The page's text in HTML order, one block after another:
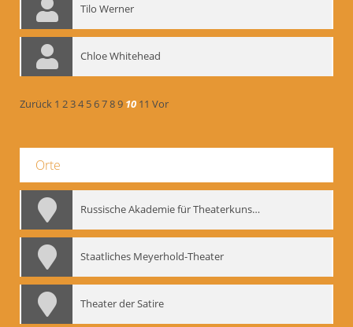
Tilo Werner
Chloe Whitehead
Zurück 1 234 56789 10 11 Vor
Orte
Russische Akademie für Theaterkunst – GITIS
Staatliches Meyerhold-Theater
Theater der Satire